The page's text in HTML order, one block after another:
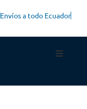
Envíos a todo Ecuador